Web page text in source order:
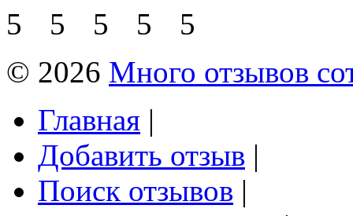
© 2026 Много отзывов
Главная |
Добавить отзыв |
Поиск отзывов |